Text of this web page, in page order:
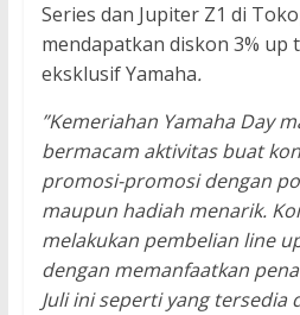
Series dan Jupiter Z1 di
mendapatkan diskon 3% up
eksklusif Yamaha.
”Kemeriahan Yamaha Day
bermacam aktivitas buat
promosi-promosi dengan
maupun hadiah menarik.
melakukan pembelian line
dengan memanfaatkan
Juli ini seperti yang tersedia